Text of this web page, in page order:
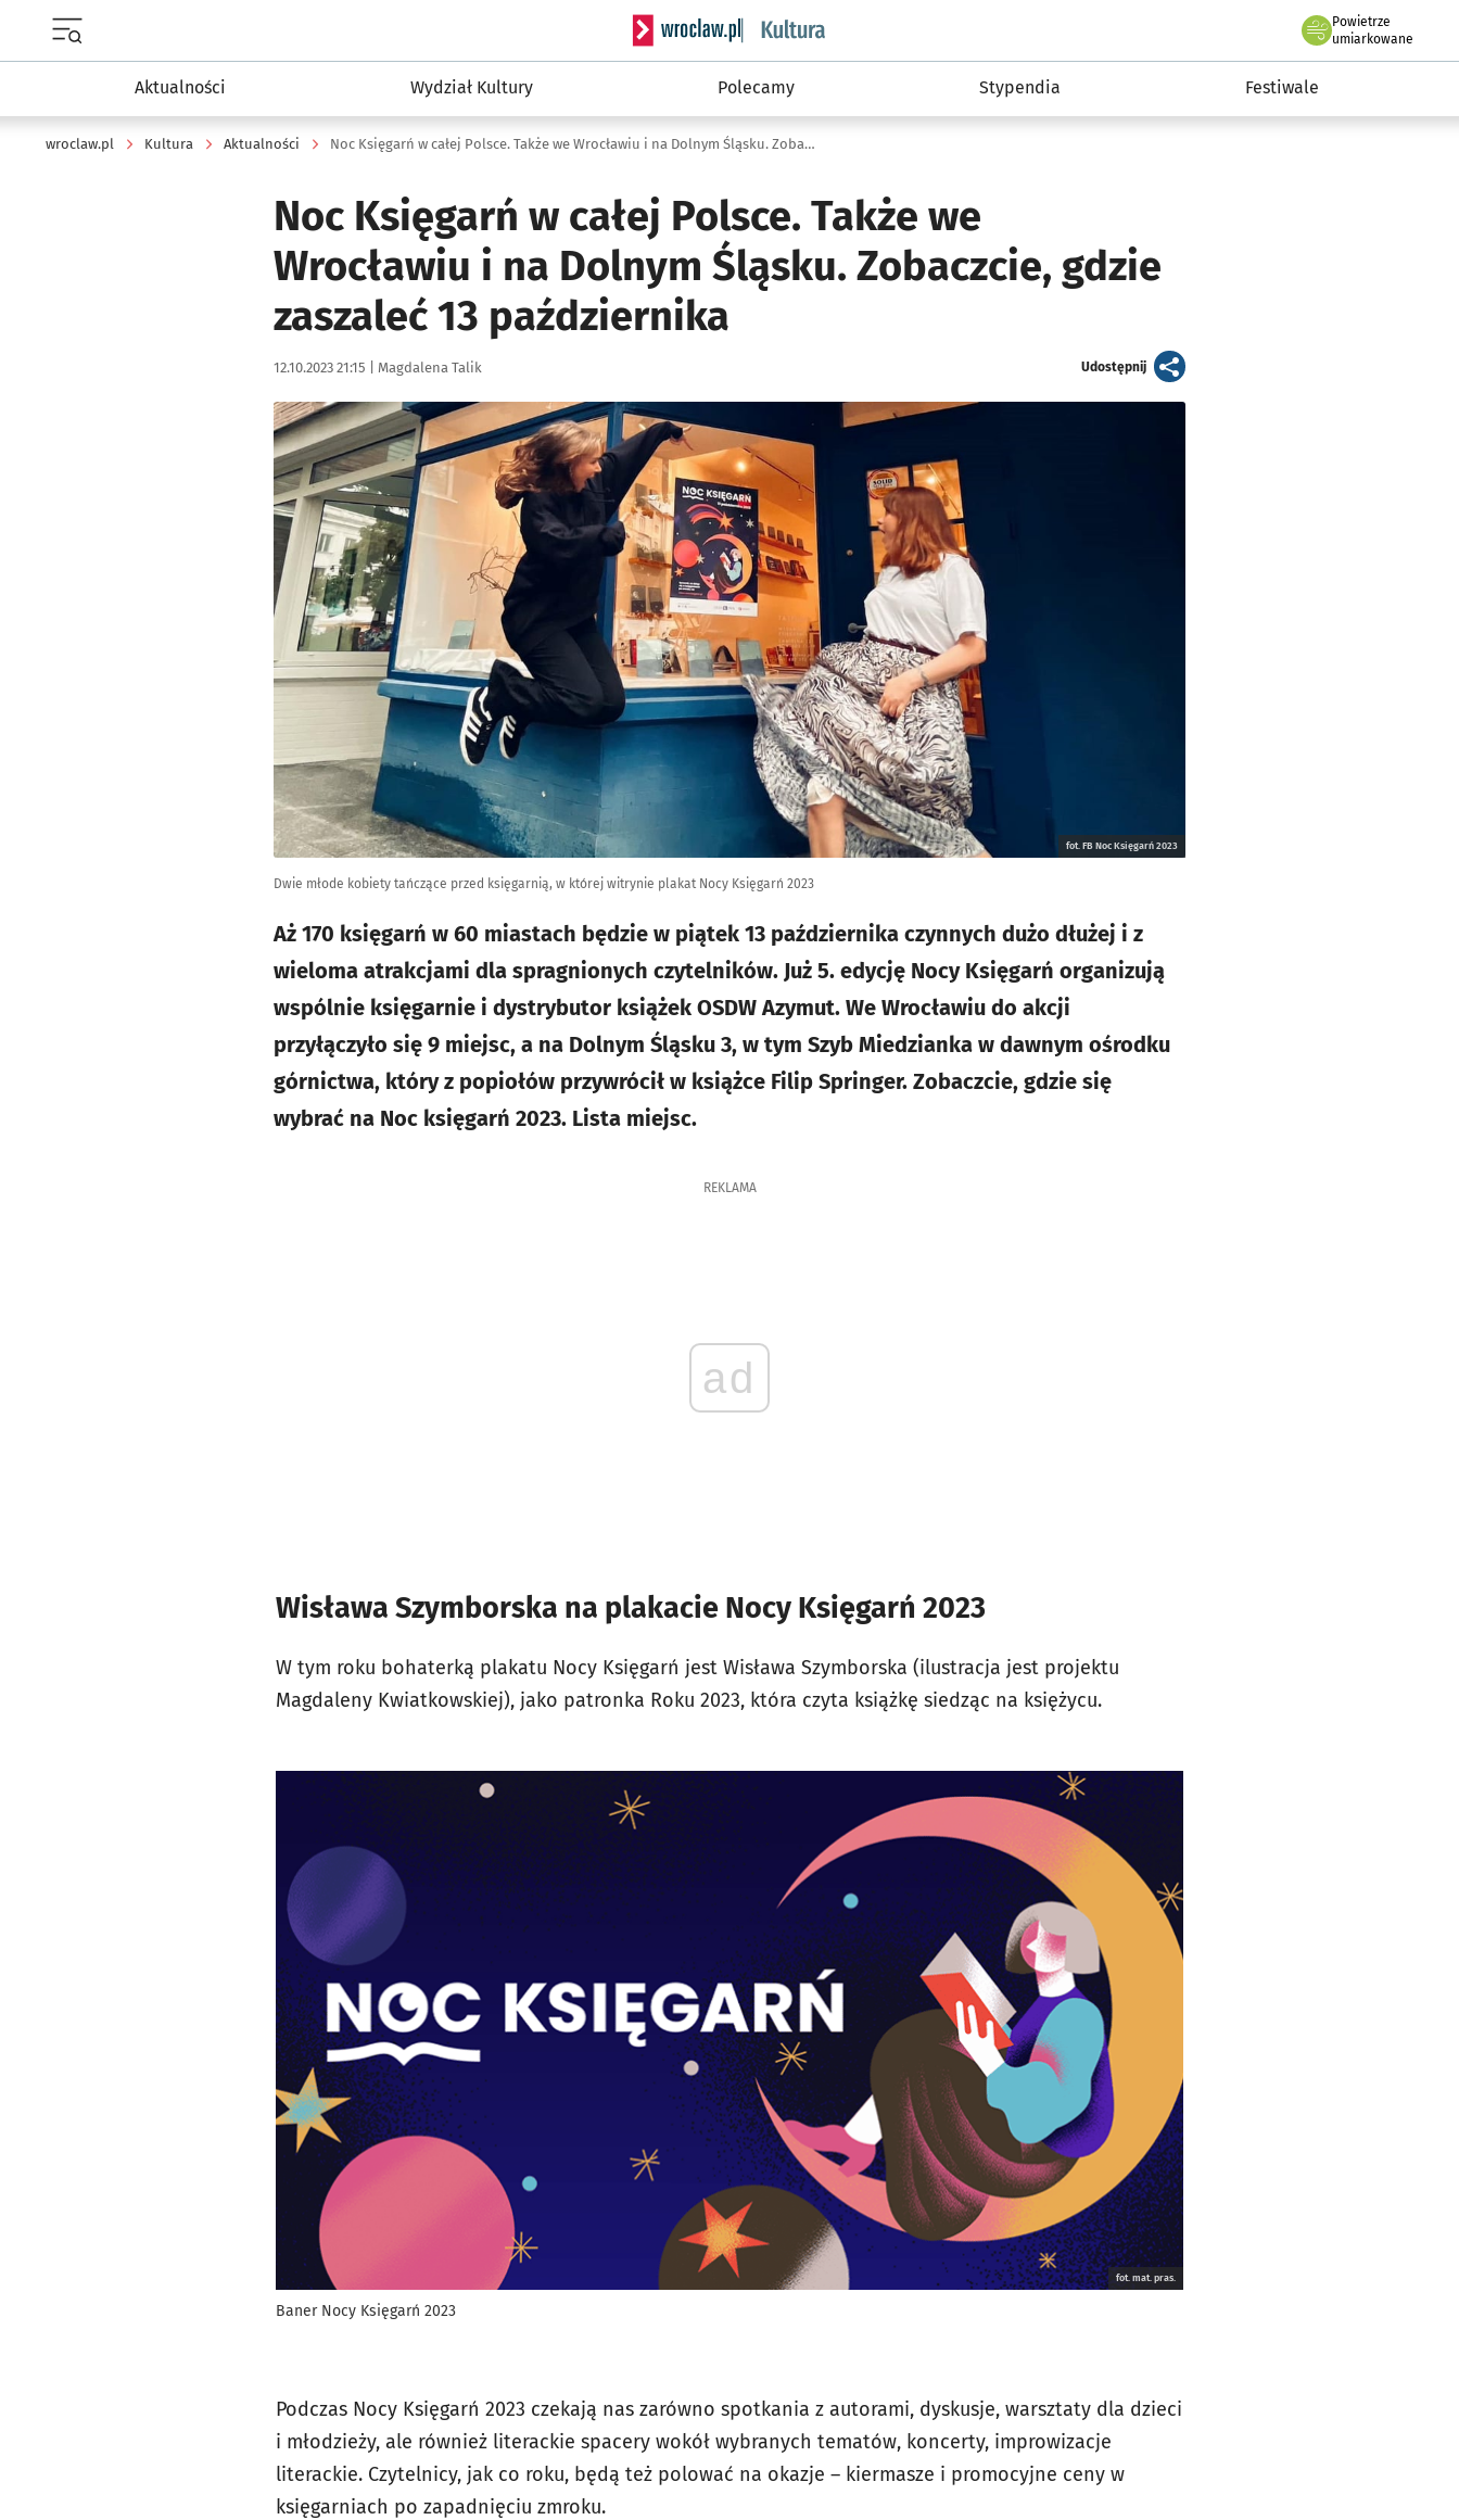
Serwis informacyjny wroclaw.pl podserwis: Kultura
Powietrze
we Wrocławiu
umiarkowane
Aktualności Wydział Kultury Polecamy Stypendia Festiwale
wroclaw.pl Kultura Aktualności Noc Księgarń w całej Polsce. Także we Wrocławiu i na Dolnym Śląsku. Zobaczcie, gdzie zaszaleć 13 października
Noc Księgarń w całej Polsce. Także we
Wrocławiu i na Dolnym Śląsku. Zobaczcie, gdzie
zaszaleć 13 października
Data publikacji:
12.10.2023 21:15 | Autor:
Magdalena Talik Udostępnijartykuł
Kliknij, aby powiększyć
fot. FB Noc Księgarń 2023
Dwie młode kobiety tańczące przed księgarnią, w której witrynie plakat Nocy Księgarń 2023
Aż 170 księgarń w 60 miastach będzie w piątek 13 października czynnych dużo dłużej i z
wieloma atrakcjami dla spragnionych czytelników. Już 5. edycję Nocy Księgarń organizują
wspólnie księgarnie i dystrybutor książek OSDW Azymut. We Wrocławiu do akcji
przyłączyło się 9 miejsc, a na Dolnym Śląsku 3, w tym Szyb Miedzianka w dawnym ośrodku
górnictwa, który z popiołów przywrócił w książce Filip Springer. Zobaczcie, gdzie się
wybrać na Noc księgarń 2023. Lista miejsc.
REKLAMA
ad
Wisława Szymborska na plakacie Nocy Księgarń 2023
W tym roku bohaterką plakatu Nocy Księgarń jest Wisława Szymborska (ilustracja jest projektu
Magdaleny Kwiatkowskiej), jako patronka Roku 2023, która czyta książkę siedząc na księżycu.
fot. mat. pras.
Baner Nocy Księgarń 2023
Podczas Nocy Księgarń 2023 czekają nas zarówno spotkania z autorami, dyskusje, warsztaty dla dzieci
i młodzieży, ale również literackie spacery wokół wybranych tematów, koncerty, improwizacje
literackie. Czytelnicy, jak co roku, będą też polować na okazje – kiermasze i promocyjne ceny w
księgarniach po zapadnięciu zmroku.